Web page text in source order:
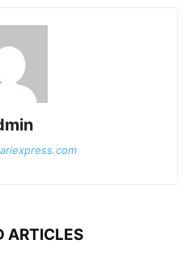
ARTICLES